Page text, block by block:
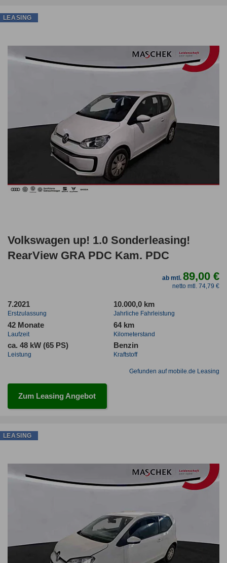
Volkswagen up! 1.0 Sonderleasing!
RearView GRA PDC Kam. PDC
ab mtl.89,00 €
netto mtl. 74,79 €
7.2021
Erstzulassung
10.000,0 km
Jahrliche Fahrleistung
42 Monate
Laufzeit
64 km
Kilometerstand
ca. 48 kW (65 PS)
Leistung
Benzin
Kraftstoff
Gefunden auf mobile.de Leasing
Zum Leasing Angebot
LEASING
LEASING